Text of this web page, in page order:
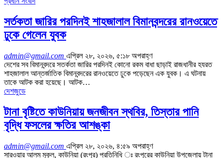
সর্তকতা জারির পরদিনই শাহজালাল বিমানবন্দরের রানওয়েতে
ঢুকে গেলেন যুবক
admin@gmail.com এপ্রিল ২৮, ২০২৬, ৫:১৮ অপরাহ্ণ
দেশের সব বিমানবন্দরে সতর্কতা জারির পরদিনই কোনো রকম বাধা ছাড়াই রাজধানীর হযরত
শাহজালাল আন্তর্জাতিক বিমানবন্দরের রানওয়েতে ঢুকে পড়েছেন এক যুবক। এ ঘটনায়
তাকে আটক করা হয়েছে। আটক…
দেশজুডে
টানা বৃষ্টিতে কাউনিয়ায় জনজীবন স্থবির, তিস্তার পানি
বৃদ্ধি ফসলের ক্ষতির আশঙ্কা
admin@gmail.com এপ্রিল ২৮, ২০২৬, ৪:৫৯ অপরাহ্ণ
সারওয়ার আলম মুকুল, কাউনিয়া (রংপুর) প্রতিনিধি ঃ রংপুরের কাউনিয়া উপজেলায় টানা